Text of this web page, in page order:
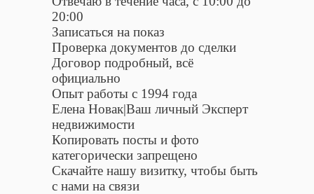
20:00
Записаться на показ
Проверка документов до сделки
Договор подробный, всё
официально
Опыт работы с 1994 года
Елена Новак|Ваш личный Эксперт
недвижимости
Копировать посты и фото
категорически запрещено
Скачайте нашу визитку, чтобы быть
с нами на связи